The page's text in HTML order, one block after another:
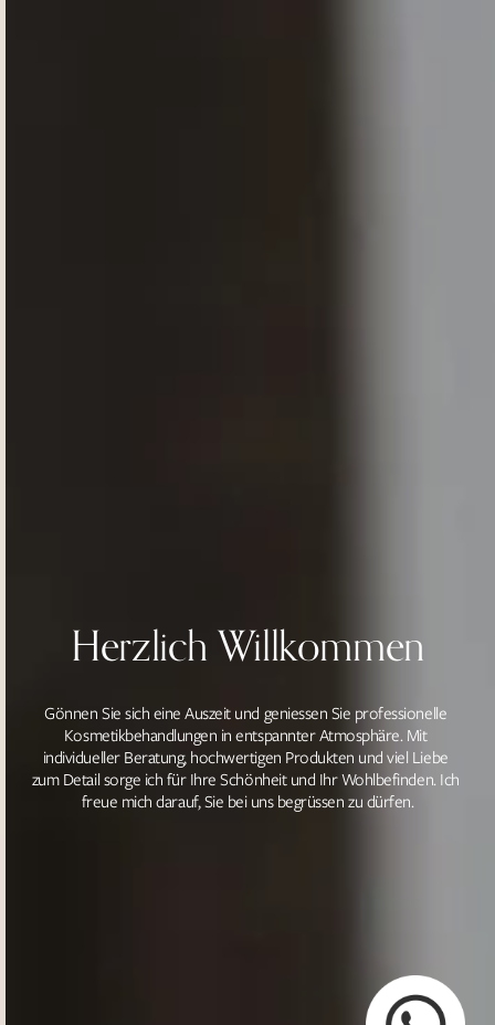
Herzlich Willkommen
Gönnen Sie sich eine Auszeit und geniessen Sie professionelle
Kosmetikbehandlungen in entspannter Atmosphäre. Mit
individueller Beratung, hochwertigen Produkten und viel Liebe
zum Detail sorge ich für Ihre Schönheit und Ihr Wohlbefinden. Ich
freue mich darauf, Sie bei uns begrüssen zu dürfen.